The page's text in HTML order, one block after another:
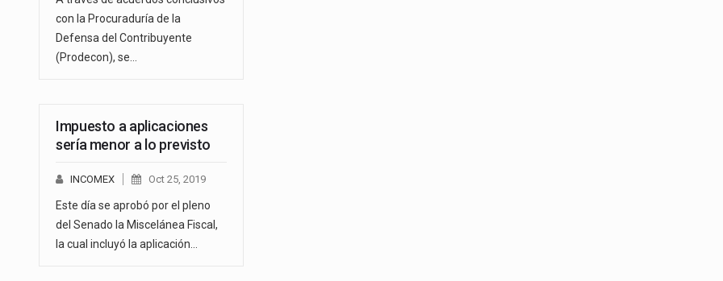
con la Procuraduría de la
Defensa del Contribuyente
(Prodecon), se…
Impuesto a aplicaciones
sería menor a lo previsto
INCOMEX Oct 25, 2019
Este día se aprobó por el pleno
del Senado la Miscelánea Fiscal,
la cual incluyó la aplicación…